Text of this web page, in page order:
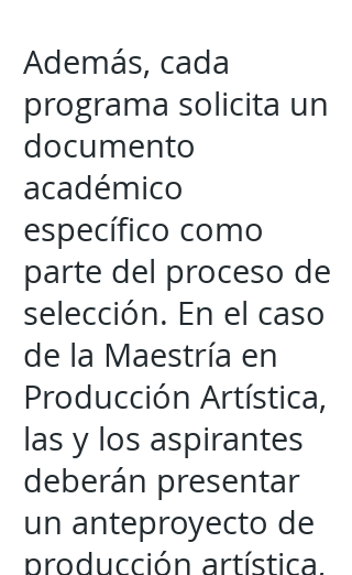
Además, cada
programa solicita un
documento
académico
específico como
parte del proceso de
selección. En el caso
de la Maestría en
Producción Artística,
las y los aspirantes
deberán presentar
un anteproyecto de
producción artística,